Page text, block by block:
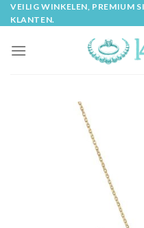
Skip
to
VEILIG WINKELEN, PREMIUM
KLANTEN.